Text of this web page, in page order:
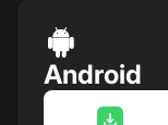
Android